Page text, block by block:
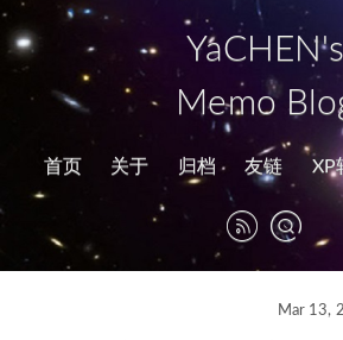
YaCHEN's
Memo
首页 关于 归档 友链 XP
Mar 13,